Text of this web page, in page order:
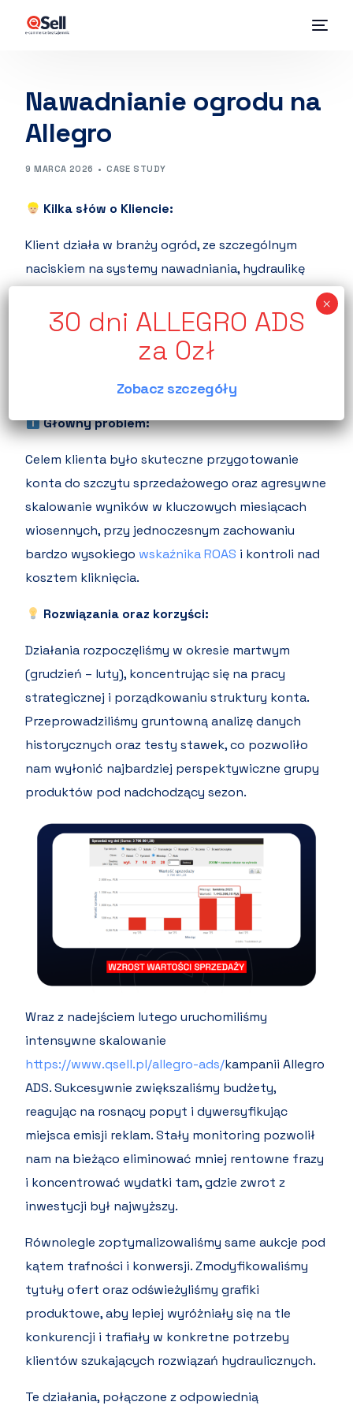
Nawadnianie ogrodu na
Allegro
9 MARCA 2026 CASE STUDY
Kilka słów o Kliencie:
Klient działa w branży ogród, ze szczególnym
naciskiem na systemy nawadniania, hydraulikę
charakteryzuje się silną sezonowością, a
największe zainteresowanie przypada na okres
wiosenno-letni, gdy klienci przygotowują
systemy nawodnień do swoich ogrodów.
Główny problem:
Celem klienta było skuteczne przygotowanie
konta do szczytu sprzedażowego oraz agresywne
skalowanie wyników w kluczowych miesiącach
wiosennych, przy jednoczesnym zachowaniu
bardzo wysokiego wskaźnika ROAS i kontroli nad
kosztem kliknięcia.
Rozwiązania oraz korzyści:
Działania rozpoczęliśmy w okresie martwym
(grudzień – luty), koncentrując się na pracy
strategicznej i porządkowaniu struktury konta.
Przeprowadziliśmy gruntowną analizę danych
historycznych oraz testy stawek, co pozwoliło
nam wyłonić najbardziej perspektywiczne grupy
produktów pod nadchodzący sezon.
Wraz z nadejściem lutego uruchomiliśmy
intensywne skalowanie
https://www.qsell.pl/allegro-ads/kampanii Allegro
ADS. Sukcesywnie zwiększaliśmy budżety,
reagując na rosnący popyt i dywersyfikując
miejsca emisji reklam. Stały monitoring pozwolił
nam na bieżąco eliminować mniej rentowne frazy
i koncentrować wydatki tam, gdzie zwrot z
inwestycji był najwyższy.
Równolegle zoptymalizowaliśmy same aukcje pod
kątem trafności i konwersji. Zmodyfikowaliśmy
tytuły ofert oraz odświeżyliśmy grafiki
produktowe, aby lepiej wyróżniały się na tle
konkurencji i trafiały w konkretne potrzeby
klientów szukających rozwiązań hydraulicznych.
Te działania, połączone z odpowiednią
Zobacz szczegóły